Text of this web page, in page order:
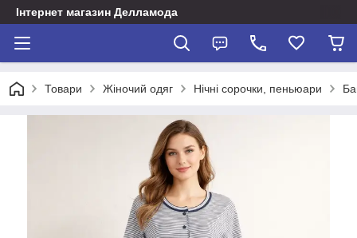
Інтернет магазин Делламода
Товари Жіночий одяг Нічні сорочки, пеньюари